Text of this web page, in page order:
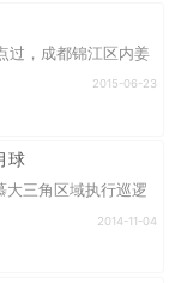
过，成都锦江区内姜
2015-06-23
球
大三角区域执行巡逻
2014-11-04